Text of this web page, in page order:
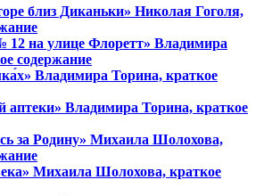
близ Диканьки» Николая Гоголя,
12 на улице Флоретт» Владимира
содержание
Владимира Торина, краткое
аптеки» Владимира Торина, краткое
за Родину» Михаила Шолохова,
Михаила Шолохова, краткое